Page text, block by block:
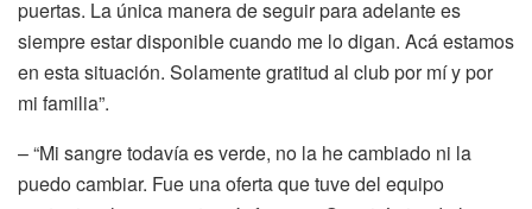
puertas. La única manera de seguir para adelante es
siempre estar disponible cuando me lo digan. Acá estamos
en esta situación. Solamente gratitud al club por mí y por
mi familia”.
– “Mi sangre todavía es verde, no la he cambiado ni la
puedo cambiar. Fue una oferta que tuve del equipo